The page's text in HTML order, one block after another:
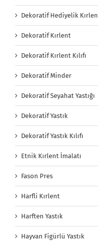
Dekoratif Hediyelik
Dekoratif Kırlent
Dekoratif Kırlent Kılıfı
Dekoratif Minder
Dekoratif Seyahat Yastığı
Dekoratif Yastık
Dekoratif Yastık Kılıfı
Etnik Kırlent İmalatı
Fason Pres
Harfli Kırlent
Harften Yastık
Hayvan Figürlü Yastık